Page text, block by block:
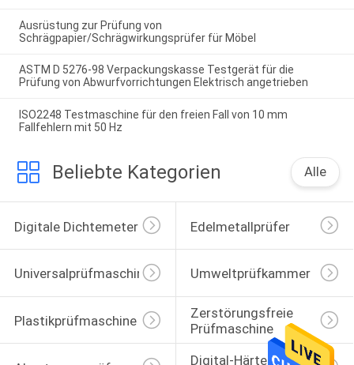
Ausrüstung zur Prüfung von
Schrägpapier/Schrägwirkungsprüfer für Möbel
ASTM D 5276-98 Verpackungskasse Testgerät für die
Prüfung von Abwurfvorrichtungen Elektrisch angetrieben
ISO2248 Testmaschine für den freien Fall von 10 mm
Fallfehlern mit 50 Hz
Beliebte Kategorien Alle
Digitale Dichtemeter Edelmetallprüfer
Universalprüfmaschine Umweltprüfkammer
Plastikprüfmaschine
Zerstörungsfreie
Prüfmaschine
Digital-Härte-